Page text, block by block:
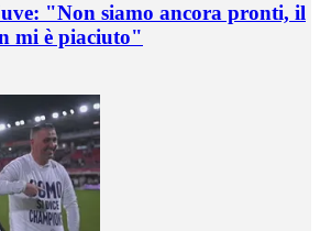
"Non siamo ancora pronti, il
mi è piaciuto"